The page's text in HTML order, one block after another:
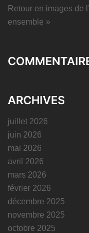
Retour en images de
ensemble »
ARCHIVES
juillet 2026
juin 2026
mai 2026
avril 2026
mars 2026
février 2026
décembre 2025
novembre 2025
octobre 2025